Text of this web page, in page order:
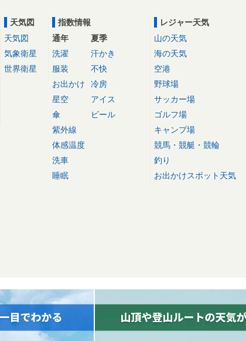
天気図
天気図
気象衛星
世界衛星
指数情報
通年
洗濯
服装
お出かけ
星空
傘
紫外線
体感温度
洗車
睡眠
夏季
汗かき
不快
冷房
アイス
ビール
レジャー天気
山の天気
海の天気
空港
野球場
サッカー場
ゴルフ場
キャンプ場
競馬・競艇・競輪
釣り
お出かけスポット天気